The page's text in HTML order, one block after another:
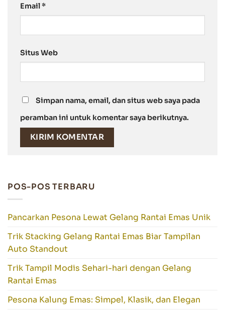
Email*
Situs Web
Simpan nama, email, dan situs web saya pada
peramban ini untuk komentar saya berikutnya.
POS-POS TERBARU
Pancarkan Pesona Lewat Gelang Rantai Emas Unik
Trik Stacking Gelang Rantai Emas Biar Tampilan
Auto Standout
Trik Tampil Modis Sehari-hari dengan Gelang
Rantai Emas
Pesona Kalung Emas: Simpel, Klasik, dan Elegan